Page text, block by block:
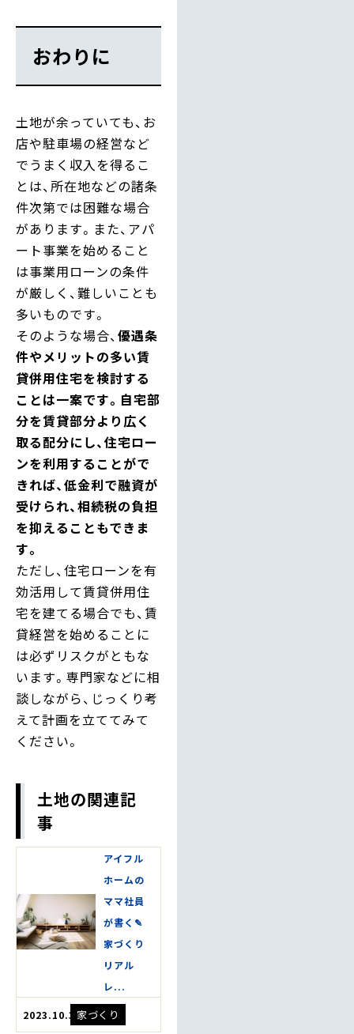
おわりに
土地が余っていても、お
店や駐車場の経営など
でうまく収入を得るこ
とは、所在地などの諸条
件次第では困難な場合
があります。また、アパ
ート事業を始めること
は事業用ローンの条件
が厳しく、難しいことも
多いものです。
そのような場合、 優遇条
件やメリットの多い賃
貸併用住宅を検討する
ことは一案です。自宅部
分を賃貸部分より広く
取る配分にし、住宅ロー
ンを利用することがで
きれば、低金利で融資が
受けられ、相続税の負担
を抑えることもできま
す。
ただし、住宅ローンを有
効活用して賃貸併用住
宅を建てる場合でも、賃
貸経営を始めることに
は必ずリスクがともな
います。専門家などに相
談しながら、じっくり考
えて計画を立ててみて
ください。
土地の関連記
事
2023.10.30家づくり
アイフル
ホームの
ママ社員
が書く✎
家づくり
リアル
レ...